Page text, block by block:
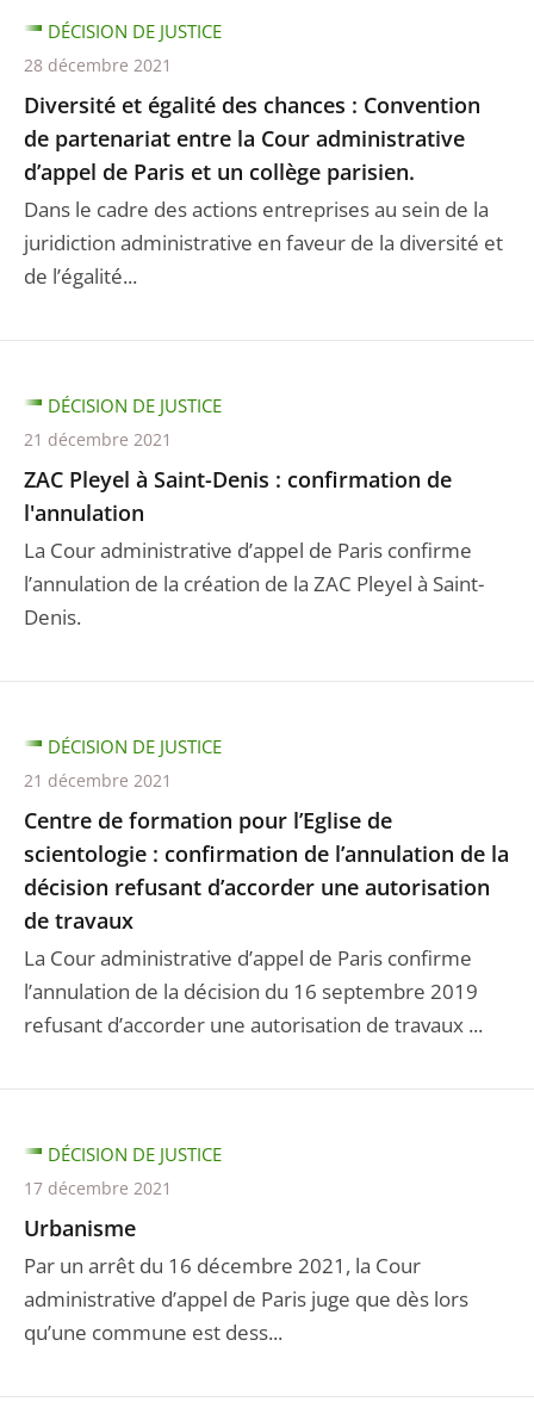
Diversité et égalité des chances : Convention
de partenariat entre la Cour administrative
d’appel de Paris et un collège parisien.
Dans le cadre des actions entreprises au sein de la
juridiction administrative en faveur de la diversité et
de l’égalité...
DÉCISION DE JUSTICE
28 décembre 2021
ZAC Pleyel à Saint-Denis : confirmation de
l'annulation
La Cour administrative d’appel de Paris confirme
l’annulation de la création de la ZAC Pleyel à Saint-
Denis.
DÉCISION DE JUSTICE
21 décembre 2021
Centre de formation pour l’Eglise de
scientologie : confirmation de l’annulation de la
décision refusant d’accorder une autorisation
de travaux
La Cour administrative d’appel de Paris confirme
l’annulation de la décision du 16 septembre 2019
refusant d’accorder une autorisation de travaux ...
DÉCISION DE JUSTICE
21 décembre 2021
Urbanisme
Par un arrêt du 16 décembre 2021, la Cour
administrative d’appel de Paris juge que dès lors
qu’une commune est dess...
DÉCISION DE JUSTICE
17 décembre 2021